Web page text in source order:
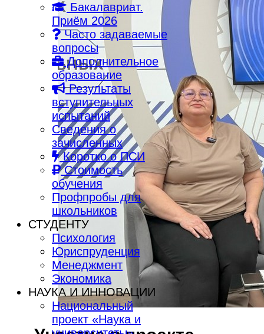
Бакалавриат.
Приём 2026
Часто задаваемые
вопросы
Дополнительное
образование
Результаты
вступительных
испытаний
Сведения о
зачисленных
Коротко о ПСИ
Стоимость
обучения
Профпробы для
школьников
СТУДЕНТУ
Психология
Юриспруденция
Менеджмент
Экономика
НАУКА И ИННОВАЦИИ
Национальный
проект «Наука и